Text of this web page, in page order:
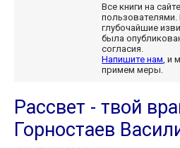
Все книги на
глубочайшие
была
согласия.
Напишите нам , и
примем меры.
Рассвет - твой
Горностаев